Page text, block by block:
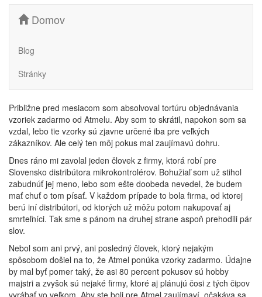
Domov
Blog
Stránky
Približne pred mesiacom som absolvoval tortúru objednávania
vzoriek zadarmo od Atmelu. Aby som to skrátil, napokon som sa
vzdal, lebo tie vzorky sú zjavne určené iba pre veľkých
zákazníkov. Ale celý ten môj pokus mal zaujímavú dohru.
Dnes ráno mi zavolal jeden človek z firmy, ktorá robí pre
Slovensko distribútora mikrokontrolérov. Bohužiaľ som už stihol
zabudnúť jej meno, lebo som ešte doobeda nevedel, že budem
mať chuť o tom písať. V každom prípade to bola firma, od ktorej
berú iní distribútori, od ktorých už môžu potom nakupovať aj
smrteľníci. Tak sme s pánom na druhej strane aspoň prehodili pár
slov.
Nebol som ani prvý, ani posledný človek, ktorý nejakým
spôsobom došiel na to, že Atmel ponúka vzorky zadarmo. Údajne
by mal byť pomer taký, že asi 80 percent pokusov sú hobby
majstri a zvyšok sú nejaké firmy, ktoré aj plánujú čosi z tých čipov
vyrábať vo veľkom. Aby ste boli pre Atmel zaujímaví, očakáva sa